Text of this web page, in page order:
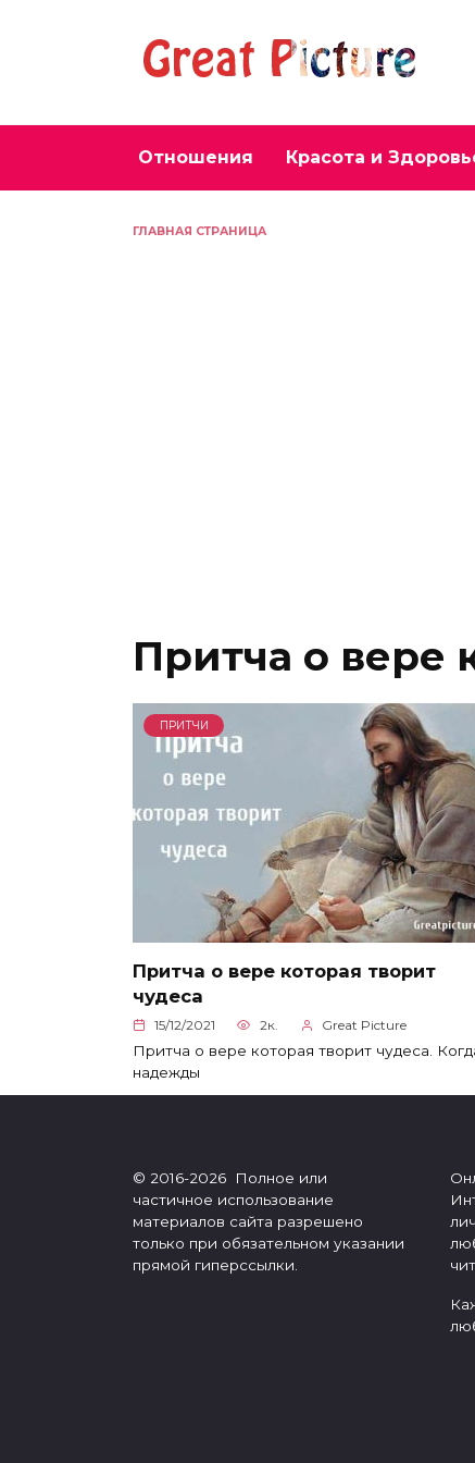
Отношения Красота и
ГЛАВНАЯ СТРАНИЦА
Притча о вере
ПРИТЧИ
Притча о вере которая творит
чудеса
15/12/2021 2к. Great Picture
Притча о вере которая творит чудеса.
надежды
© 2016-2026 Полное или
частичное использование
материалов сайта разрешено
только при обязательном указании
прямой гиперссылки.